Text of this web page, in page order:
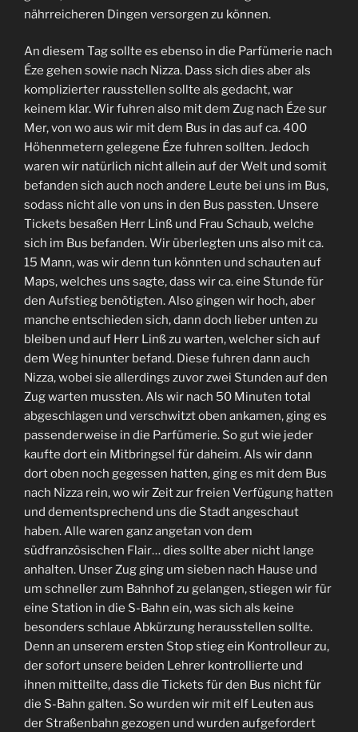
nährreicheren Dingen versorgen zu können.
An diesem Tag sollte es ebenso in die Parfümerie nach
Éze gehen sowie nach Nizza. Dass sich dies aber als
komplizierter rausstellen sollte als gedacht, war
keinem klar. Wir fuhren also mit dem Zug nach Éze sur
Mer, von wo aus wir mit dem Bus in das auf ca. 400
Höhenmetern gelegene Éze fuhren sollten. Jedoch
waren wir natürlich nicht allein auf der Welt und somit
befanden sich auch noch andere Leute bei uns im Bus,
sodass nicht alle von uns in den Bus passten. Unsere
Tickets besaßen Herr Linß und Frau Schaub, welche
sich im Bus befanden. Wir überlegten uns also mit ca.
15 Mann, was wir denn tun könnten und schauten auf
Maps, welches uns sagte, dass wir ca. eine Stunde für
den Aufstieg benötigten. Also gingen wir hoch, aber
manche entschieden sich, dann doch lieber unten zu
bleiben und auf Herr Linß zu warten, welcher sich auf
dem Weg hinunter befand. Diese fuhren dann auch
Nizza, wobei sie allerdings zuvor zwei Stunden auf den
Zug warten mussten. Als wir nach 50 Minuten total
abgeschlagen und verschwitzt oben ankamen, ging es
passenderweise in die Parfümerie. So gut wie jeder
kaufte dort ein Mitbringsel für daheim. Als wir dann
dort oben noch gegessen hatten, ging es mit dem Bus
nach Nizza rein, wo wir Zeit zur freien Verfügung hatten
und dementsprechend uns die Stadt angeschaut
haben. Alle waren ganz angetan von dem
südfranzösischen Flair… dies sollte aber nicht lange
anhalten. Unser Zug ging um sieben nach Hause und
um schneller zum Bahnhof zu gelangen, stiegen wir für
eine Station in die S-Bahn ein, was sich als keine
besonders schlaue Abkürzung herausstellen sollte.
Denn an unserem ersten Stop stieg ein Kontrolleur zu,
der sofort unsere beiden Lehrer kontrollierte und
ihnen mitteilte, dass die Tickets für den Bus nicht für
die S-Bahn galten. So wurden wir mit elf Leuten aus
der Straßenbahn gezogen und wurden aufgefordert